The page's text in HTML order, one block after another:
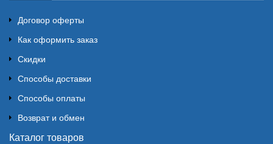
Договор оферты
Как оформить заказ
Скидки
Способы доставки
Способы оплаты
Возврат и обмен
Каталог товаров